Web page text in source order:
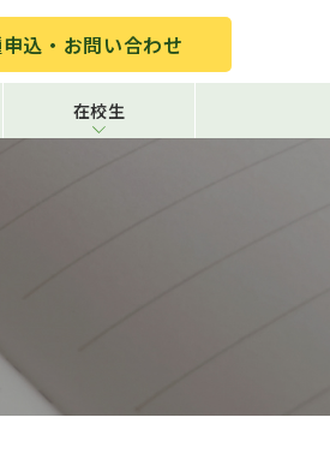
込・お問い合わせ
在校生